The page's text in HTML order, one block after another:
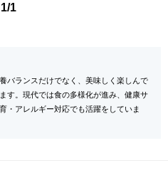
1/1
バランスだけでなく、美味しく楽しんで
す。現代では食の多様化が進み、健康サ
・アレルギー対応でも活躍をしていま